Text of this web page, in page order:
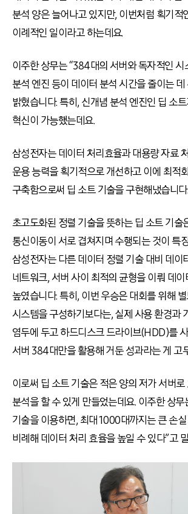
분석 양은 늘어나고 있지만, 이번처럼 획기적
이례적인 일이라고 하는데요.
이주한 상무는 “384대의 서버와 독자적인 시
분석 엔진 등이 데이터 분석 시간을 줄이는 데
밝혔습니다. 특히, 신개념 분석 엔진인 딥 소
혁신이 가능했는데요.
삼성전자는 데이터 처리효율과 대용량 자료
운용 능력을 획기적으로 개선하고 이에 최적
구축함으로써 딥 소트 기술을 구현해냈습니다.
초고도화된 정렬 기술을 뜻하는 딥 소트 기술
통신이동이 서로 겹쳐지며 수행되는 것이 특
삼성전자는 다른 데이터 정렬 기술 대비 데이
네트워크, 서버 사이 최적의 균형을 이뤄 데
높였습니다. 특히, 이번 우승은 대회를 위해
시스템을 구성하기보다는, 실제 사용 환경과
염두에 두고 하드디스크 드라이브(HDD)를
서버 384대만을 활용해 거둔 성과라는 게 고
이로써 딥 소트 기술은 적은 양의 저가 서버로
분석을 할 수 있게 만들었는데요. 이주한 상무
기술을 이용하면, 최대 1000대까지는 큰 손실
비례해 데이터 처리 효율을 높일 수 있다”고